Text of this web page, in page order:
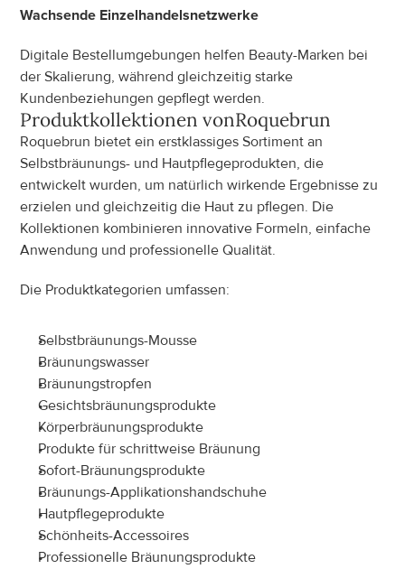
Wachsende Einzelhandelsnetzwerke
Digitale Bestellumgebungen helfen Beauty-Marken bei
der Skalierung, während gleichzeitig starke
Kundenbeziehungen gepflegt werden.
Produktkollektionen vonRoquebrun
Roquebrun bietet ein erstklassiges Sortiment an
Selbstbräunungs- und Hautpflegeprodukten, die
entwickelt wurden, um natürlich wirkende Ergebnisse zu
erzielen und gleichzeitig die Haut zu pflegen. Die
Kollektionen kombinieren innovative Formeln, einfache
Anwendung und professionelle Qualität.
Die Produktkategorien umfassen:
Selbstbräunungs-Mousse
Bräunungswasser
Bräunungstropfen
Gesichtsbräunungsprodukte
Körperbräunungsprodukte
Produkte für schrittweise Bräunung
Sofort-Bräunungsprodukte
Bräunungs-Applikationshandschuhe
Hautpflegeprodukte
Schönheits-Accessoires
Professionelle Bräunungsprodukte